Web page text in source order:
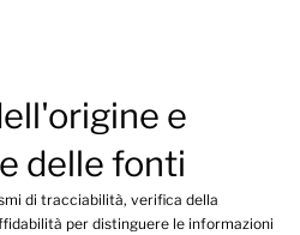
e
delle fonti
di tracciabilità, verifica della
per distinguere le informazioni